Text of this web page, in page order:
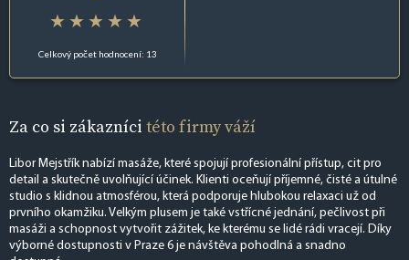
Celkový počet hodnocení: 13
Za co si zákazníci této firmy váží
Libor Mejstřík nabízí masáže, které spojují profesionální přístup, cit pro
detail a skutečně uvolňující účinek. Klienti oceňují příjemné, čisté a útulné
studio s klidnou atmosférou, která podporuje hlubokou relaxaci už od
prvního okamžiku. Velkým plusem je také vstřícné jednání, pečlivost při
masáži a schopnost vytvořit zážitek, ke kterému se lidé rádi vracejí. Díky
výborné dostupnosti v Praze 6 je návštěva pohodlná a snadno